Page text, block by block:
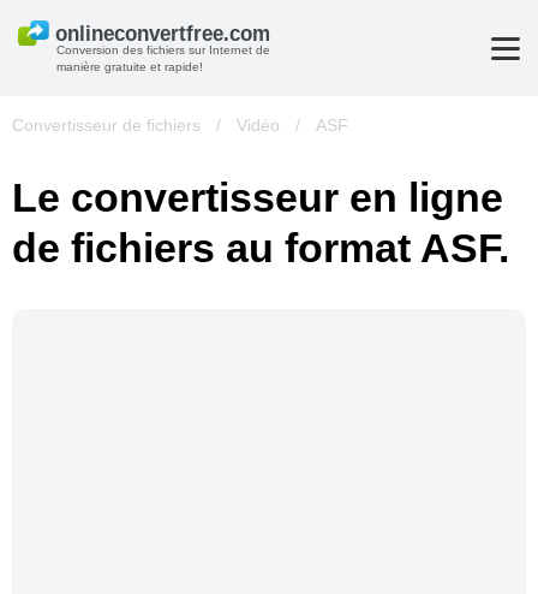
Conversion des fichiers sur Internet de
manière gratuite et rapide!
Convertisseur de fichiers / Vidéo / ASF
Le convertisseur en ligne
de fichiers au format ASF.